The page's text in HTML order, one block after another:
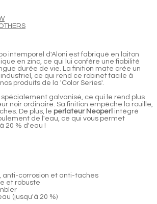
intemporel d'Aloni est fabriqué en laiton
en zinc, ce qui lui confère une fiabilité
durée de vie. La finition mate crée un
ce qui rend ce robinet facile à
produits de la 'Color Series'.
galvanisé, ce qui le rend plus
noir ordinaire. Sa finition empêche la rouille,
De plus, le perlateur Neoperl intégré
de l'eau, ce qui vous permet
20 % d'eau !
anti-corrosion et anti-taches
et robuste
(jusqu'à 20 %)